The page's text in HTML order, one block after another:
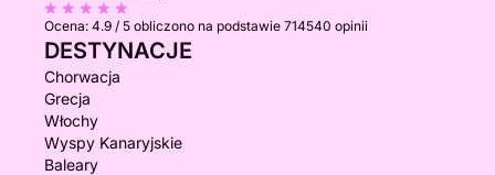
Ocena: 4.9 / 5 obliczono na podstawie 714540 opinii
DESTYNACJE
Chorwacja
Grecja
Włochy
Wyspy Kanaryjskie
Baleary